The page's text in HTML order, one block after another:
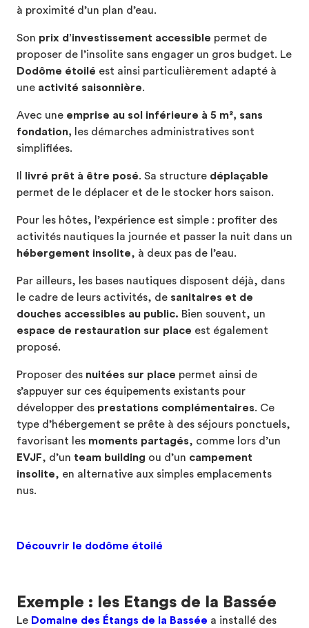
à proximité d’un plan d’eau.
Son prix d’investissement accessible permet de
proposer de l’insolite sans engager un gros budget. Le
Dodôme étoilé est ainsi particulièrement adapté à
une activité saisonnière.
Avec une emprise au sol inférieure à 5 m², sans
fondation, les démarches administratives sont
simplifiées.
livré prêt à être posé. Sa structure déplaçable
permet de le déplacer et de le stocker hors saison.
Pour les hôtes, l’expérience est simple : profiter des
activités nautiques la journée et passer la nuit dans un
hébergement insolite, à deux pas de l’eau.
Par ailleurs, les bases nautiques disposent déjà, dans
le cadre de leurs activités, de sanitaires et de
douches accessibles au public. Bien souvent, un
espace de restauration sur place est également
proposé.
Proposer des nuitées sur place permet ainsi de
s’appuyer sur ces équipements existants pour
développer des prestations complémentaires. Ce
type d’hébergement se prête à des séjours ponctuels,
favorisant les moments partagés, comme lors d’un
EVJF, d’un team building ou d’un campement
insolite, en alternative aux simples emplacements
nus.
Découvrir le dodôme étoilé
Exemple : les Etangs de la Bassée
Le Domaine des Étangs de la Bassée a installé des